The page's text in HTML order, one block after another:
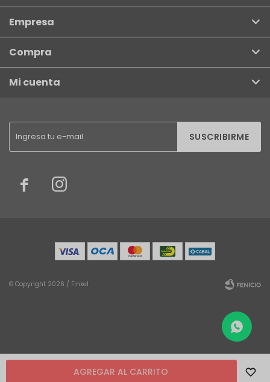
AGREGAR AL CARRITO
SUSCRIBIRME
 
Empresa
Compra
Mi cuenta
© Copyright 2026 / Finkel
Fenicio